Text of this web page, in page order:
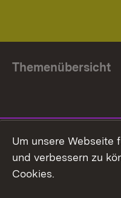
Themenübersicht
Facebook
Um unsere Webseite
und verbessern zu
Cookies.